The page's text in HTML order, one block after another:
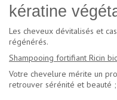
kératine
Les cheveux dévitalisés et
régénérés.
Shampooing fortifiant Ricin
Votre chevelure mérite un
retrouver sérénité et beauté ;